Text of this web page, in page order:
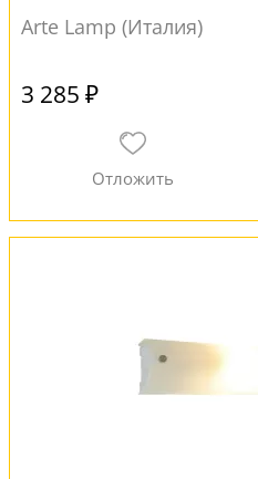
Arte Lamp (Италия)
3 285 ₽